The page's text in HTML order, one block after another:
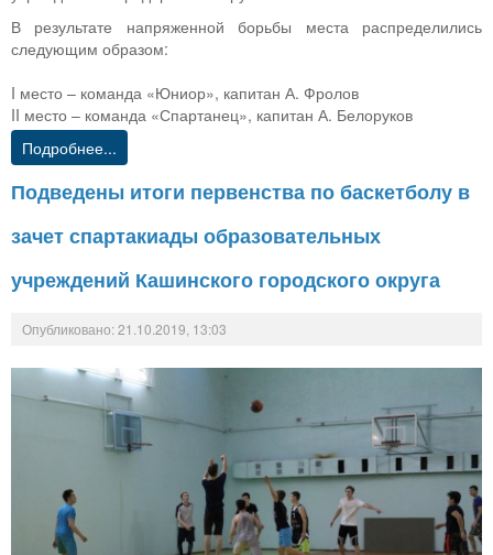
В результате напряженной борьбы места распределились
следующим образом:
I место – команда «Юниор», капитан А. Фролов
II место – команда «Спартанец», капитан А. Белоруков
Подробнее...
Подведены итоги первенства по баскетболу в
зачет спартакиады образовательных
учреждений Кашинского городского округа
Опубликовано: 21.10.2019, 13:03